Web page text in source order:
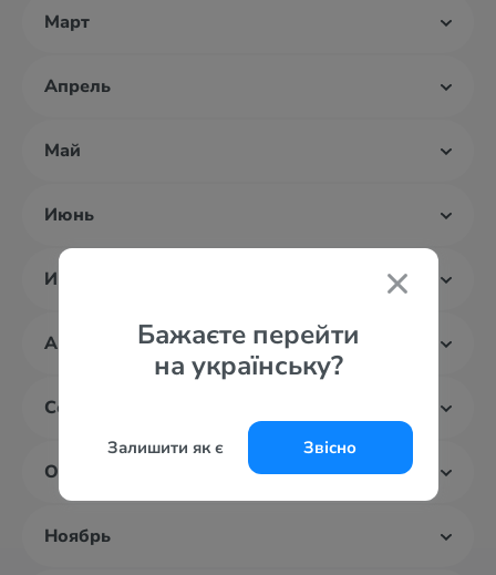
Бажаєте перейти
на українську?
Залишити як є Звісно
Март
Апрель
Май
Июнь
Июль
Август
Сентябрь
Октябрь
Ноябрь